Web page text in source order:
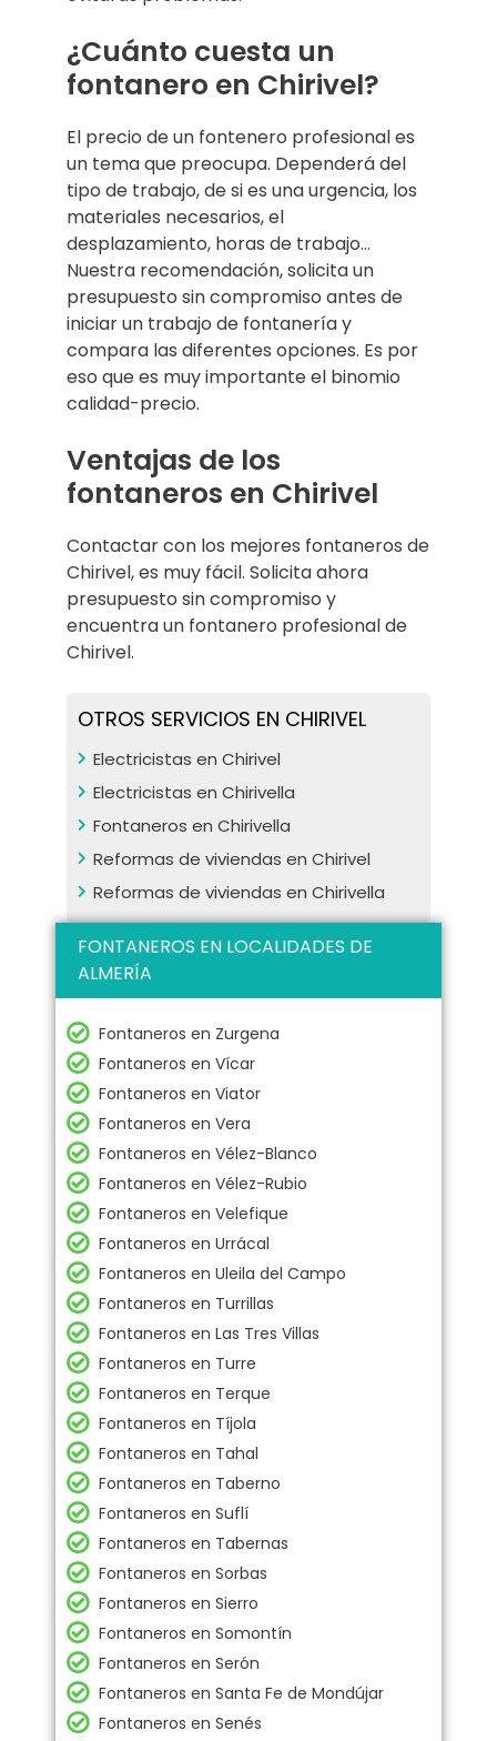
¿Cuánto cuesta un
fontanero en Chirivel?
El precio de un fontenero profesional es
un tema que preocupa. Dependerá del
tipo de trabajo, de si es una urgencia, los
materiales necesarios, el
desplazamiento, horas de trabajo…
Nuestra recomendación, solicita un
presupuesto sin compromiso antes de
iniciar un trabajo de fontanería y
compara las diferentes opciones. Es por
eso que es muy importante el binomio
calidad-precio.
Ventajas de los
fontaneros en Chirivel
Contactar con los mejores fontaneros de
Chirivel, es muy fácil. Solicita ahora
presupuesto sin compromiso y
encuentra un fontanero profesional de
Chirivel.
OTROS SERVICIOS EN CHIRIVEL
Electricistas en Chirivel
Electricistas en Chirivella
Fontaneros en Chirivella
Reformas de viviendas en Chirivel
Reformas de viviendas en Chirivella
FONTANEROS EN LOCALIDADES DE
ALMERÍA
Fontaneros en Zurgena
Fontaneros en Vícar
Fontaneros en Viator
Fontaneros en Vera
Fontaneros en Vélez-Blanco
Fontaneros en Vélez-Rubio
Fontaneros en Velefique
Fontaneros en Urrácal
Fontaneros en Uleila del Campo
Fontaneros en Turrillas
Fontaneros en Las Tres Villas
Fontaneros en Turre
Fontaneros en Terque
Fontaneros en Tíjola
Fontaneros en Tahal
Fontaneros en Taberno
Fontaneros en Suflí
Fontaneros en Tabernas
Fontaneros en Sorbas
Fontaneros en Sierro
Fontaneros en Somontín
Fontaneros en Serón
Fontaneros en Santa Fe de Mondújar
Fontaneros en Senés